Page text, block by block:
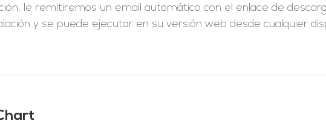
le remitiremos un email automático con el enlace de
y se puede ejecutar en su versión web desde cualquier